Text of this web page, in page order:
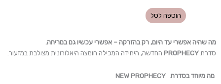
הוספה לסל
מה שהיה אפשרי עד היום, רק בהזרקה – אפשרי עכשיו גם במריחה.
סדרת PROPHECY החדשה, היחידה המכילה חומצה היאלורונית מצולבת במזעור.
מה מיוחד בסדרת NEW PROPHECY